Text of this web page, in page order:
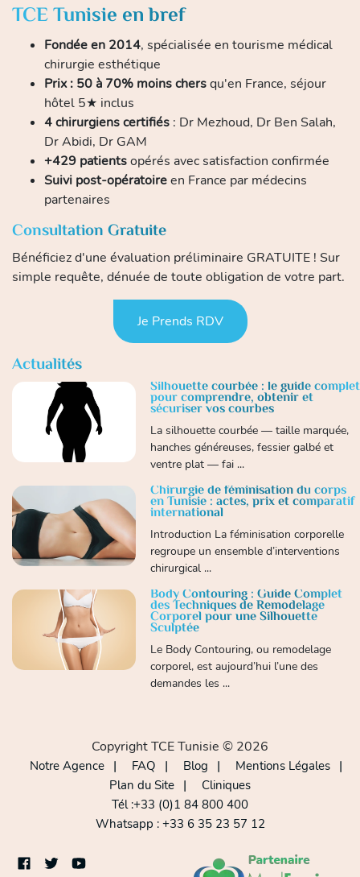
TCE Tunisie en bref
Fondée en 2014, spécialisée en tourisme médical
chirurgie esthétique
Prix : 50 à 70% moins chersqu'en France, séjour
hôtel 5★ inclus
4 chirurgiens certifiés : Dr Mezhoud, Dr Ben Salah,
Dr Abidi, Dr GAM
+429 patientsopérés avec satisfaction confirmée
Suivi post-opératoireen France par médecins
partenaires
Consultation Gratuite
Bénéficiez d'une évaluation préliminaire GRATUITE ! Sur
simple requête, dénuée de toute obligation de votre part.
Je Prends RDV
Actualités
Silhouette courbée : le guide complet
pour comprendre, obtenir et
sécuriser vos courbes
La silhouette courbée — taille marquée,
hanches généreuses, fessier galbé et
ventre plat — fai ...
Chirurgie de féminisation du corps
en Tunisie : actes, prix et comparatif
international
Introduction La féminisation corporelle
regroupe un ensemble d’interventions
chirurgical ...
Body Contouring : Guide Complet
des Techniques de Remodelage
Corporel pour une Silhouette
Sculptée
Le Body Contouring, ou remodelage
corporel, est aujourd’hui l’une des
demandes les ...
Copyright TCE Tunisie © 2026
Notre Agence FAQ Blog
Mentions Légales
Plan du Site
Cliniques
Tél :+33 (0)1 84 800 400
Whatsapp : +33 6 35 23 57 12